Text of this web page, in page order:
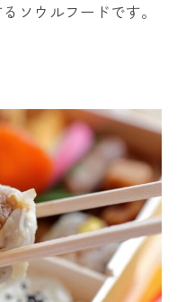
ソウルフードです。